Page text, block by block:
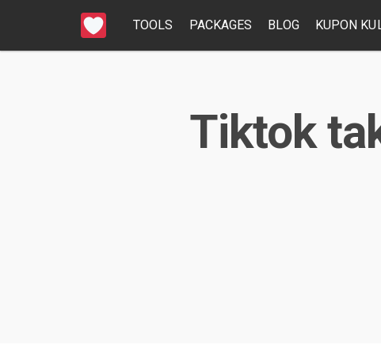
TOOLS PACKAGES BLOG KUPON
Tiktok